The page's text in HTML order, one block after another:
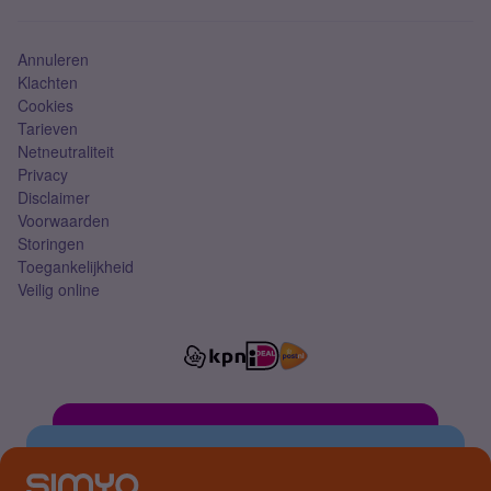
Annuleren
Klachten
Cookies
Tarieven
Netneutraliteit
Privacy
Disclaimer
Voorwaarden
Storingen
Toegankelijkheid
Veilig online